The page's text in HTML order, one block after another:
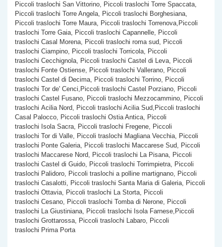
Piccoli traslochi San Vittorino, Piccoli traslochi Torre Spaccata,
Piccoli traslochi Torre Angela, Piccoli traslochi Borghesiana,
Piccoli traslochi Torre Maura, Piccoli traslochi Torrenova,Piccoli
traslochi Torre Gaia, Piccoli traslochi Capannelle, Piccoli
traslochi Casal Morena, Piccoli traslochi roma sud, Piccoli
traslochi Ciampino, Piccoli traslochi Torricola, Piccoli
traslochi Cecchignola, Piccoli traslochi Castel di Leva, Piccoli
traslochi Fonte Ostiense, Piccoli traslochi Vallerano, Piccoli
traslochi Castel di Decima, Piccoli traslochi Torrino, Piccoli
traslochi Tor de' Cenci,Piccoli traslochi Castel Porziano, Piccoli
traslochi Castel Fusano, Piccoli traslochi Mezzocammino, Piccoli
traslochi Acilia Nord, Piccoli traslochi Acilia Sud,Piccoli traslochi
Casal Palocco, Piccoli traslochi Ostia Antica, Piccoli
traslochi Isola Sacra, Piccoli traslochi Fregene, Piccoli
traslochi Tor di Valle, Piccoli traslochi Magliana Vecchia, Piccoli
traslochi Ponte Galeria, Piccoli traslochi Maccarese Sud, Piccoli
traslochi Maccarese Nord, Piccoli traslochi La Pisana, Piccoli
traslochi Castel di Guido, Piccoli traslochi Torrimpietra, Piccoli
traslochi Palidoro, Piccoli traslochi a polline martignano, Piccoli
traslochi Casalotti, Piccoli traslochi Santa Maria di Galeria, Piccoli
traslochi Ottavia, Piccoli traslochi La Storta, Piccoli
traslochi Cesano, Piccoli traslochi Tomba di Nerone, Piccoli
traslochi La Giustiniana, Piccoli traslochi Isola Farnese,Piccoli
traslochi Grottarossa, Piccoli traslochi Labaro, Piccoli
traslochi Prima Porta